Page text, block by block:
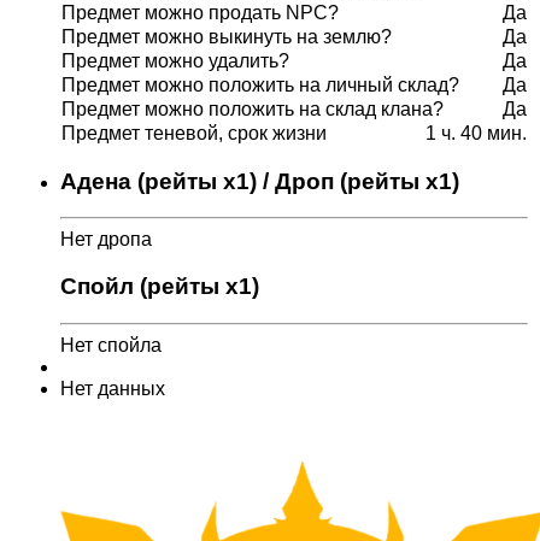
Предмет можно продать NPC?
Да
Предмет можно выкинуть на землю?
Да
Предмет можно удалить?
Да
Предмет можно положить на личный склад?
Да
Предмет можно положить на склад клана?
Да
Предмет теневой, срок жизни
1 ч. 40 мин.
Адена (рейты x1) / Дроп (рейты x1)
Нет дропа
Спойл (рейты x1)
Нет спойла
Нет данных